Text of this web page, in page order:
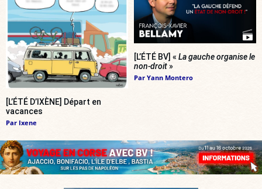
[L’ÉTÉ D’IXÈNE] Départ en
vacances
Par Ixene
[L’ÉTÉ BV] « La gauche organise le
non-droit»
Par Yann Montero